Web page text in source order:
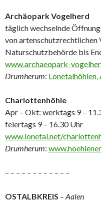
Archäopark Vogelherd
täglich wechselnde
von artenschutzrechtlichen
Naturschutzbehörde bis
www.archaeopark-
Drumherum: Lonetalhöhlen,
Charlottenhöhle
Apr – Okt: werktags 9 –
feiertags 9 – 16.30 Uhr
www.lonetal.net/
Drumherum:
– – – – – – – – – – – –
OSTALBKREIS – Aalen